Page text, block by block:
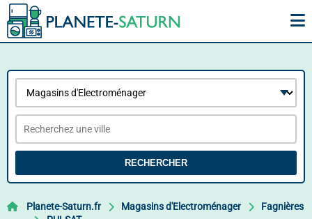
RECHERCHER
Planete-Saturn.fr Magasins d'Electroménager
Fagnières